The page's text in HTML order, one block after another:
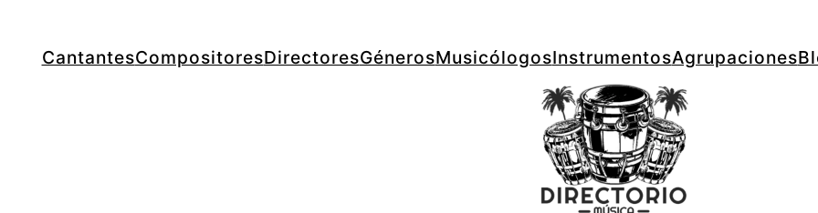
CantantesCompositoresDirectoresGénerosMusicólogosInstrumentosAgrupaciones